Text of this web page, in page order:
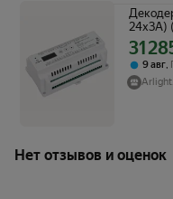
24x3A)
023825
Цена с
31
9 авг,
Нет отзывов и оценок